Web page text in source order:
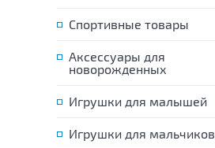
Спортивные товары
Аксессуары для
новорожденных
Игрушки для малышей
Игрушки для мальчиков